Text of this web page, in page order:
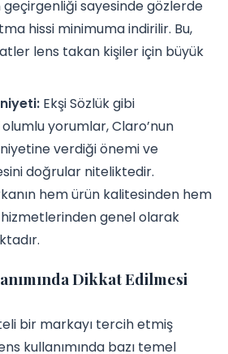
geçirgenliği sayesinde gözlerde
hissi minimuma indirilir. Bu,
lens takan kişiler için büyük
Ekşi Sözlük gibi
yorumlar, Claro’nun
verdiği önemi ve
doğrular niteliktedir.
hem ürün kalitesinden hem
hizmetlerinden genel olarak
Dikkat Edilmesi
bir markayı tercih etmiş
kullanımında bazı temel